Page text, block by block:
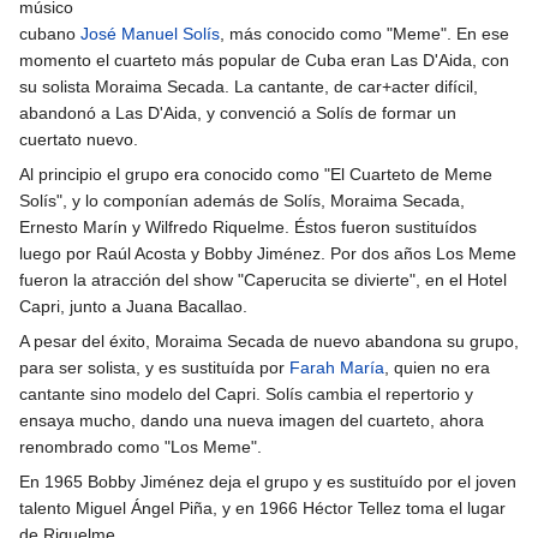
músico
cubano José Manuel Solís, más conocido como "Meme". En ese
momento el cuarteto más popular de Cuba eran Las D'Aida, con
su solista Moraima Secada. La cantante, de car+acter difícil,
abandonó a Las D'Aida, y convenció a Solís de formar un
cuertato nuevo.
Al principio el grupo era conocido como "El Cuarteto de Meme
Solís", y lo componían además de Solís, Moraima Secada,
Ernesto Marín y Wilfredo Riquelme. Éstos fueron sustituídos
luego por Raúl Acosta y Bobby Jiménez. Por dos años Los Meme
fueron la atracción del show "Caperucita se divierte", en el Hotel
Capri, junto a Juana Bacallao.
A pesar del éxito, Moraima Secada de nuevo abandona su grupo,
para ser solista, y es sustituída por Farah María, quien no era
cantante sino modelo del Capri. Solís cambia el repertorio y
ensaya mucho, dando una nueva imagen del cuarteto, ahora
renombrado como "Los Meme".
En 1965 Bobby Jiménez deja el grupo y es sustituído por el joven
talento Miguel Ángel Piña, y en 1966 Héctor Tellez toma el lugar